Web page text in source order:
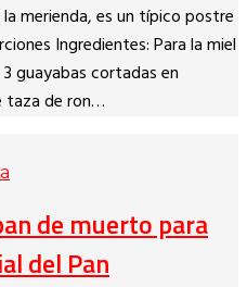
merienda, es un típico postre
Ingredientes: Para la miel
guayabas cortadas en
taza de ron…
de muerto para
del Pan